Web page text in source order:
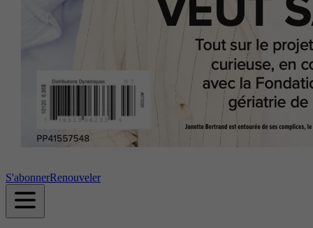
S'abonnerRenouveler